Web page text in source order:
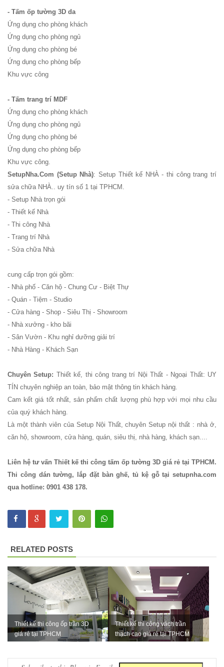
cafe ngoài
trời ban
công sân
vườn sân
thượng bàn
kính cường
lực 277
sắt decor
quán cafe
mặt bàn
composite
254
Ghế
sắt cafe
nhà hàng
Bộ bàn ghế
sofa gỗ nhà
252
Bộ bàn ghế
cafe gỗ cao
su chân sắt
Bộ bàn ghế
quán cafe
hàng gỗ
chân sắt
ghế gỗ ash
247
Bàn ghế sắt
cho quán
cafe, quán
ăn sân
- Tấm ốp tường 3D da
Ứng dụng cho phòng khách
Ứng dụng cho phòng ngủ
Ứng dụng cho phòng bé
Ứng dụng cho phòng bếp
Khu vực công
- Tấm trang trí MDF
Ứng dụng cho phòng khách
Ứng dụng cho phòng ngủ
Ứng dụng cho phòng bé
Ứng dụng cho phòng bếp
Khu vực công.
SetupNha.Com (Setup Nhà): Setup Thiết kế NHÀ - thi công trang trí
sửa chữa NHÀ.. uy tín số 1 tại TPHCM.
- Setup Nhà trọn gói
- Thiết kế Nhà
- Thi công Nhà
- Trang trí Nhà
- Sửa chữa Nhà
cung cấp trọn gói gồm:
- Nhà phố - Căn hộ - Chung Cư - Biệt Thự
- Quán - Tiệm - Studio
- Cửa hàng - Shop - Siêu Thị - Showroom
- Nhà xưởng - kho bãi
- Sân Vườn - Khu nghỉ dưỡng giải trí
- Nhà Hàng - Khách Sạn
Chuyên Setup: Thiết kế, thi công trang trí Nội Thất - Ngoại Thất: UY
TÍN chuyên nghiệp an toàn, bảo mật thông tin khách hàng.
Cam kết giá tốt nhất, sản phẩm chất lượng phù hợp với mọi nhu cầu
của quý khách hàng.
Là một thành viên của Setup Nội Thất, chuyên Setup nội thất : nhà ở,
căn hộ, showroom, cửa hàng, quán, siêu thị, nhà hàng, khách sạn....
Liên hệ tư vấn Thiết kế thi công tấm ốp tường 3D giá rẻ tại TPHCM.
Thi công dán tường, lắp đặt bàn ghế, tủ kệ gỗ tại setupnha.com
qua hotline: 0901 438 178.
RELATED POSTS
Thiết kế thi công ốp trần 3D
giá rẻ tại TPHCM
Thiết kế thi công vách trần
thạch cao giá rẻ tại TPHCM